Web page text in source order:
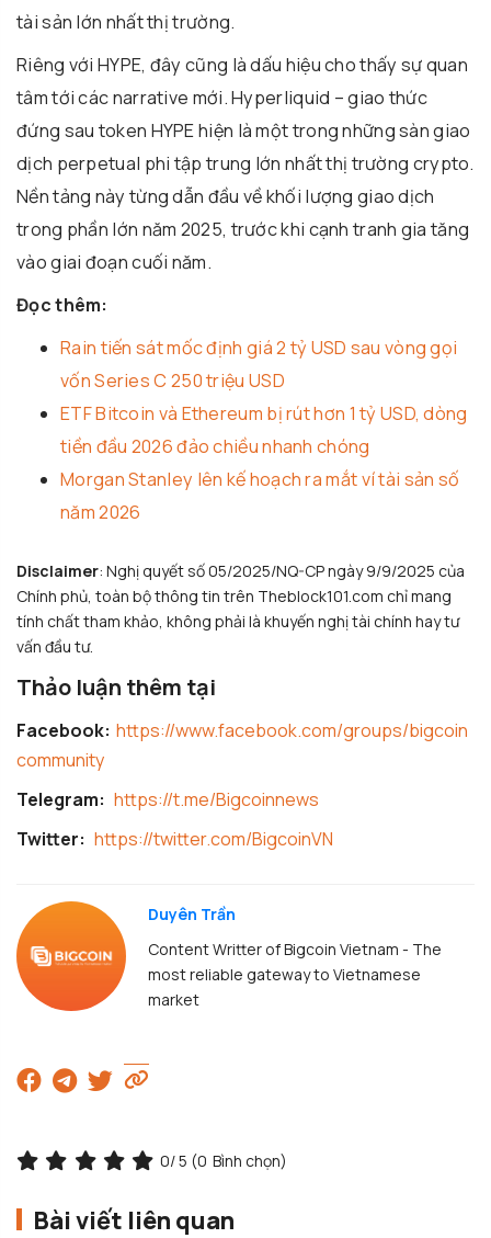
tài sản lớn nhất thị trường.
Riêng với HYPE, đây cũng là dấu hiệu cho thấy sự quan
tâm tới các narrative mới. Hyperliquid – giao thức
đứng sau token HYPE hiện là một trong những sàn giao
dịch perpetual phi tập trung lớn nhất thị trường crypto.
Nền tảng này từng dẫn đầu về khối lượng giao dịch
trong phần lớn năm 2025, trước khi cạnh tranh gia tăng
vào giai đoạn cuối năm.
Đọc thêm:
Rain tiến sát mốc định giá 2 tỷ USD sau vòng gọi
vốn Series C 250 triệu USD
ETF Bitcoin và Ethereum bị rút hơn 1 tỷ USD, dòng
tiền đầu 2026 đảo chiều nhanh chóng
Morgan Stanley lên kế hoạch ra mắt ví tài sản số
năm 2026
Disclaimer: Nghị quyết số 05/2025/NQ-CP ngày 9/9/2025 của
Chính phủ, toàn bộ thông tin trên Theblock101.com chỉ mang
tính chất tham khảo, không phải là khuyến nghị tài chính hay tư
vấn đầu tư.
Thảo luận thêm tại
Facebook: https://www.facebook.com/groups/bigcoin
community
Telegram: https://t.me/Bigcoinnews
Twitter: https://twitter.com/BigcoinVN
Duyên Trần
Content Writter of Bigcoin Vietnam - The
most reliable gateway to Vietnamese
market
0/ 5 (0 Bình chọn)
Bài viết liên quan